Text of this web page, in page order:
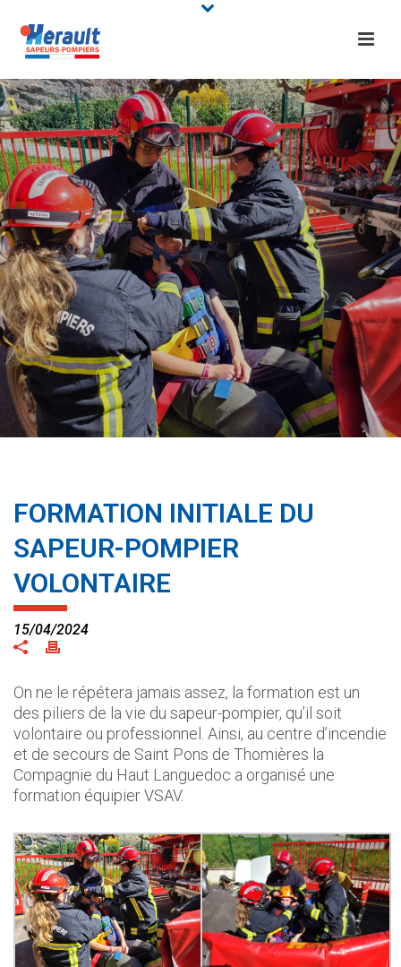
FORMATION INITIALE DU
SAPEUR-POMPIER
VOLONTAIRE
15/04/2024
On ne le répétera jamais assez, la formation est un
des piliers de la vie du sapeur-pompier, qu’il soit
volontaire ou professionnel. Ainsi, au centre d’incendie
et de secours de Saint Pons de Thomières la
Compagnie du Haut Languedoc a organisé une
formation équipier VSAV.